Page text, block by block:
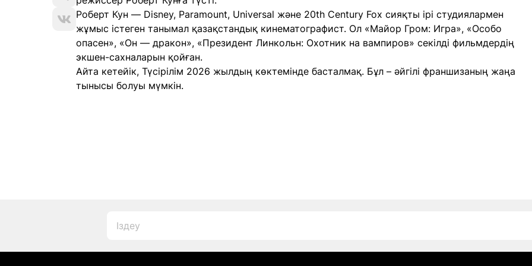
Роберт Кун — Disney, Paramount, Universal және 20th Century Fox сияқты ірі студиялармен
жұмыс істеген танымал қазақстандық кинематографист. Ол «Майор Гром: Игра», «Особо
опасен», «Он — дракон», «Президент Линкольн: Охотник на вампиров» секілді фильмдердің
экшен-сахналарын қойған.
Айта кетейік, Түсірілім 2026 жылдың көктемінде басталмақ. Бұл – әйгілі франшизаның жаңа
тынысы болуы мүмкін.